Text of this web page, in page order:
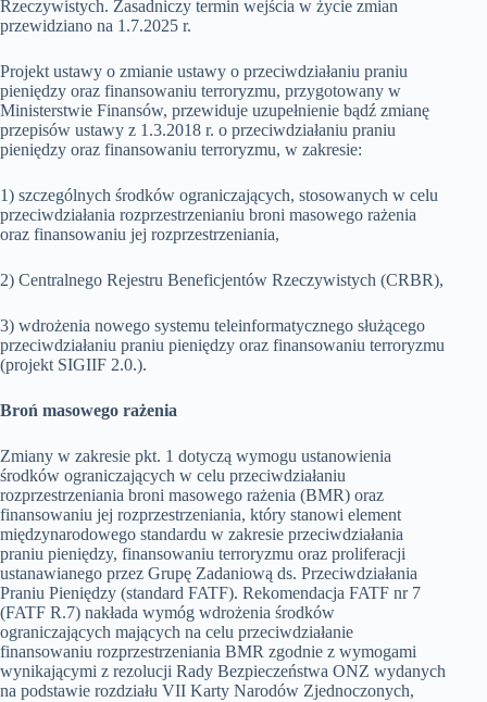
Rzeczywistych. Zasadniczy termin wejścia w życie zmian
przewidziano na 1.7.2025 r.
Projekt ustawy o zmianie ustawy o przeciwdziałaniu praniu
pieniędzy oraz finansowaniu terroryzmu, przygotowany w
Ministerstwie Finansów, przewiduje uzupełnienie bądź zmianę
przepisów ustawy z 1.3.2018 r. o przeciwdziałaniu praniu
pieniędzy oraz finansowaniu terroryzmu, w zakresie:
1) szczególnych środków ograniczających, stosowanych w celu
przeciwdziałania rozprzestrzenianiu broni masowego rażenia
oraz finansowaniu jej rozprzestrzeniania,
2) Centralnego Rejestru Beneficjentów Rzeczywistych (CRBR),
3) wdrożenia nowego systemu teleinformatycznego służącego
przeciwdziałaniu praniu pieniędzy oraz finansowaniu terroryzmu
(projekt SIGIIF 2.0.).
Broń masowego rażenia
Zmiany w zakresie pkt. 1 dotyczą wymogu ustanowienia
środków ograniczających w celu przeciwdziałaniu
rozprzestrzeniania broni masowego rażenia (BMR) oraz
finansowaniu jej rozprzestrzeniania, który stanowi element
międzynarodowego standardu w zakresie przeciwdziałania
praniu pieniędzy, finansowaniu terroryzmu oraz proliferacji
ustanawianego przez Grupę Zadaniową ds. Przeciwdziałania
Praniu Pieniędzy (standard FATF). Rekomendacja FATF nr 7
(FATF R.7) nakłada wymóg wdrożenia środków
ograniczających mających na celu przeciwdziałanie
finansowaniu rozprzestrzeniania BMR zgodnie z wymogami
wynikającymi z rezolucji Rady Bezpieczeństwa ONZ wydanych
na podstawie rozdziału VII Karty Narodów Zjednoczonych,